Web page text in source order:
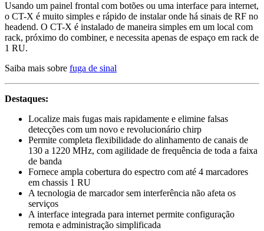
Usando um painel frontal com botões ou uma interface para internet,
o CT-X é muito simples e rápido de instalar onde há sinais de RF no
headend. O CT-X é instalado de maneira simples em um local com
rack, próximo do combiner , e necessita apenas de espaço em rack de
1 RU.
Saiba mais sobre fuga de sinal
Destaques:
Localize mais fugas mais rapidamente e elimine falsas
detecções com um novo e revolucionário chirp
Permite completa flexibilidade do alinhamento de canais de
130 a 1220 MHz, com agilidade de frequência de toda a faixa
de banda
Fornece ampla cobertura do espectro com até 4 marcadores
em chassis 1 RU
A tecnologia de marcador sem interferência não afeta os
serviços
A interface integrada para internet permite configuração
remota e administração simplificada